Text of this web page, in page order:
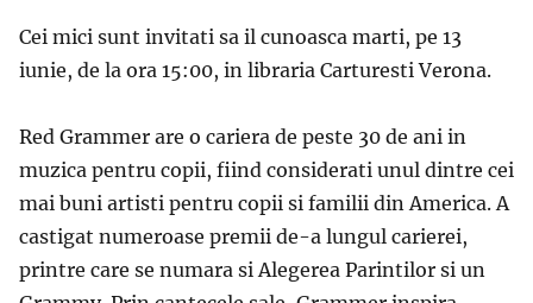
Cei mici sunt invitati sa il cunoasca marti, pe 13
iunie, de la ora 15:00, in libraria Carturesti Verona.
Red Grammer are o cariera de peste 30 de ani in
muzica pentru copii, fiind considerati unul dintre cei
mai buni artisti pentru copii si familii din America. A
castigat numeroase premii de-a lungul carierei,
printre care se numara si Alegerea Parintilor si un